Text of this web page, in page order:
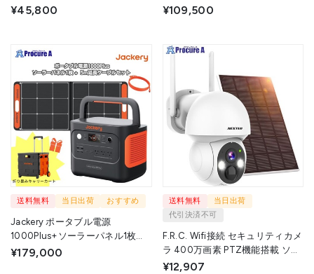
式LEDランタンプレゼント
¥45,800
ル+収納バッグS 4点セット さら
¥109,500
送料無料 当日出荷 おすすめ
Jackery ポータブル電源
1000Plus+ソーラーパネル1枚
+5m延長ケーブル 3点セット さ
¥179,000
送料無料
当日出荷
代引決済不可
F.R.C. Wifi接続 セキュリティカメ
ラ 400万画素 PTZ機能搭載 ソー
ラパネル付属 NX-S44R(T) 1台
¥12,907